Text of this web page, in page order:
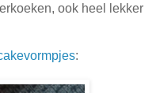
ook heel lekker
: